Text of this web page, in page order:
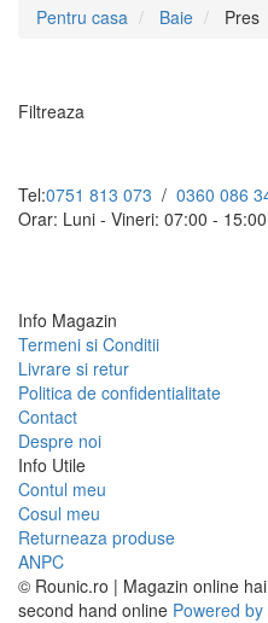
Pentru casa Baie Pres
Filtreaza
Tel:0751 813 073 / 0360 086
Orar: Luni - Vineri: 07:00 - 15:00
Info Magazin
Termeni si Conditii
Livrare si retur
Politica de confidentialitate
Contact
Despre noi
Info Utile
Contul meu
Cosul meu
Returneaza produse
ANPC
© Rounic.ro | Magazin online
second hand online Powered by